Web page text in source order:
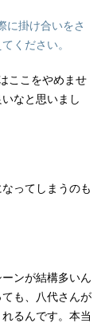
に掛け合いをさ
ください。
ここをやめませ
なと思いまし
ってしまうのも
ンが結構多いん
も、八代さんが
るんです。本当